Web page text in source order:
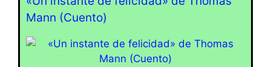
Mann (Cuento)